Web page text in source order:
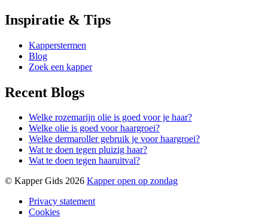
Inspiratie & Tips
Kapperstermen
Blog
Zoek een kapper
Recent Blogs
Welke rozemarijn olie is goed voor je haar?
Welke olie is goed voor haargroei?
Welke dermaroller gebruik je voor haargroei?
Wat te doen tegen pluizig haar?
Wat te doen tegen haaruitval?
© Kapper Gids 2026 Kapper open op zondag
Privacy statement
Cookies